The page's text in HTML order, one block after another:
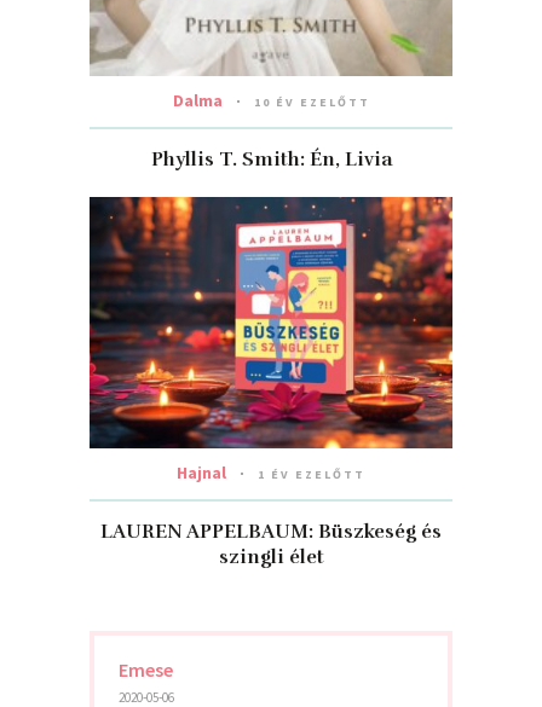
Dalma 10 ÉV EZELŐTT
Phyllis T. Smith: Én, Livia
Hajnal 1 ÉV EZELŐTT
LAUREN APPELBAUM: Büszkeség és
szingli élet
Emese
2020-05-06